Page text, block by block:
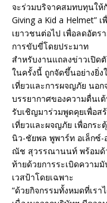
จะร่วมบริจาคสมทบทุนให้
Giving a Kid a Helmet”
เยาวชนต่อไป เพื่อลดอัตร
การขับขี่โดยประมาท
สำหรับงานแถลงข่าวเปิด
ในครั้งนี้ ถูกจัดขึ้นอย่างยิ่
เที่ยวและการผจญภัย นอก
บรรยากาศของความตื่นเ
รับเชิญมาร่วมพูดคุยเพื่อส
เที่ยวและผจญภัย เพื่อกร
นิว-ชัยพล พูพาร์ท อเล็กซ์-
ณัช สุวรรณานนท์ พร้อมด้
ท้ายด้วยการระเบิดความ
เวสป้าโดยเฉพาะ
“ด้วยกิจกรรมทั้งหมดที่เร